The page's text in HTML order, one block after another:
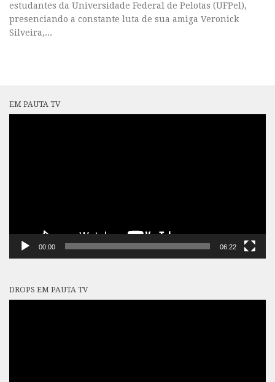
estudantes da Universidade Federal de Pelotas (UFPel),
presenciando a constante luta de sua amiga Veronick
Silveira,...
EM PAUTA TV
00:00 06:22
DROPS EM PAUTA TV